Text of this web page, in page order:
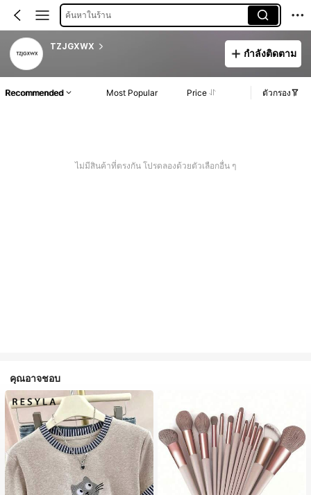
ค้นหาในร้าน
TZJGXWX
กำลังติดตาม
Recommended Most Popular Price ตัวกรอง
ไม่มีสินค้าที่ตรงกัน โปรดลองด้วยตัวเลือกอื่น ๆ
คุณอาจชอบ